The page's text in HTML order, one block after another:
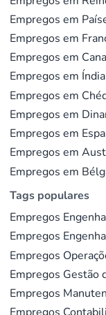
Empregos em
Empregos em
Empregos em
Empregos em Índia
Empregos em
Empregos em
Empregos em
Empregos em
Empregos em
Tags populares
Empregos
Empregos
Empregos
Empregos Gestão
Empregos